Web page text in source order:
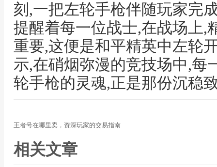
刻,一把左轮手枪伴随玩家完
提醒着每一位战士,在战场上,
重要,这便是和平精英中左轮
示,在硝烟弥漫的竞技场中,每
轮手枪的灵魂,正是那份沉稳
王者号在哪里卖，资深玩家的交易指南
相关文章